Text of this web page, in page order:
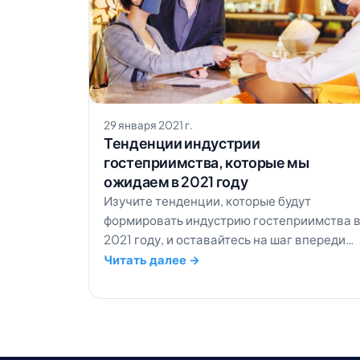
29 января 2021 г.
Тенденции индустрии
гостеприимства, которые мы
ожидаем в 2021 году
Изучите тенденции, которые будут
формировать индустрию гостеприимства в
2021 году, и оставайтесь на шаг впереди
благодаря глубокому анализу и точным
Читать далее →